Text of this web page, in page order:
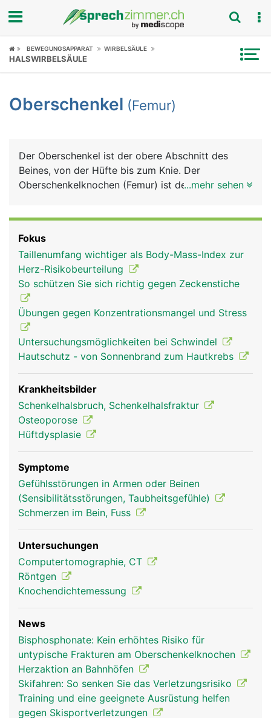
Fokus
Symptome
News
Rubriken
BEWEGUNGSAPPARAT WIRBELSÄULE
HALSWIRBELSÄULE
Oberschenkel (Femur)
Der Oberschenkel ist der obere Abschnitt des
Beines, von der Hüfte bis zum Knie. Der
Oberschenkelknochen (Femur) ist der längste und
besteht von oben nach unten aus dem kugeligen
Kopf (Hüftkopf), einem kurzen Hals
(Schenkelhals), einen langen Schaft und einem
verdickten unteren Ende mit zwei walzenförmigen
Gelenkknorren, die mit dem Schienbein und der
Kniescheibe das Knie bilden. Der Hüftkopf bildet
mit der Hüftpfanne des Beckens das Hüftgelenk.
Der Oberschenkelknochen dient ausserdem als
Befestigungsanker für Bänder und Muskeln.
Oberschenkel
Mann
...mehr sehen
Fokus
Taillenumfang wichtiger als Body-Mass-Index zur
Herz-Risikobeurteilung
So schützen Sie sich richtig gegen Zeckenstiche
Übungen gegen Konzentrationsmangel und Stress
Untersuchungsmöglichkeiten bei Schwindel
Hautschutz - von Sonnenbrand zum Hautkrebs
Krankheitsbilder
Schenkelhalsbruch, Schenkelhalsfraktur
Osteoporose
Hüftdysplasie
Symptome
Gefühlsstörungen in Armen oder Beinen
(Sensibilitätsstörungen, Taubheitsgefühle)
Schmerzen im Bein, Fuss
Untersuchungen
Computertomographie, CT
Röntgen
Knochendichtemessung
News
Bisphosphonate: Kein erhöhtes Risiko für
untypische Frakturen am Oberschenkelknochen
Herzaktion an Bahnhöfen
Skifahren: So senken Sie das Verletzungsrisiko
Training und eine geeignete Ausrüstung helfen
gegen Skisportverletzungen